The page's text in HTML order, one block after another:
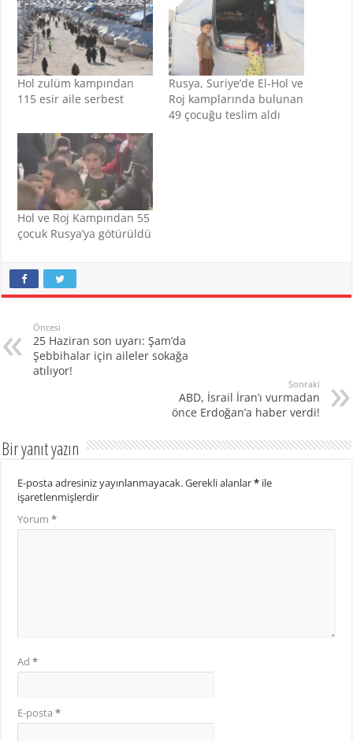
Hol zulüm kampından
115 esir aile serbest
Rusya, Suriye’de El-Hol ve
Roj kamplarında bulunan
49 çocuğu teslim aldı
Hol ve Roj Kampından 55
çocuk Rusya’ya götürüldü
Öncesi
25 Haziran son uyarı: Şam’da
Şebbihalar için aileler sokağa
atılıyor!
Sonraki
ABD, İsrail İran’ı vurmadan
önce Erdoğan’a haber verdi!
Bir yanıt yazın
E-posta adresiniz yayınlanmayacak.Gerekli alanlar* ile
işaretlenmişlerdir
Yorum*
Ad*
E-posta*